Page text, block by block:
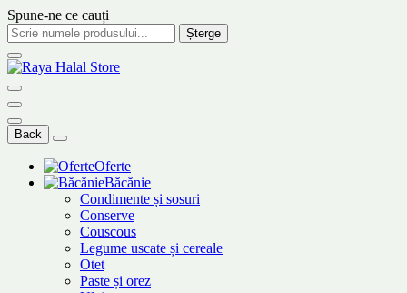
Spune-ne ce cauți
Șterge
Back
Oferte
Băcănie
Condimente și sosuri
Conserve
Couscous
Legume uscate și cereale
Otet
Paste și orez